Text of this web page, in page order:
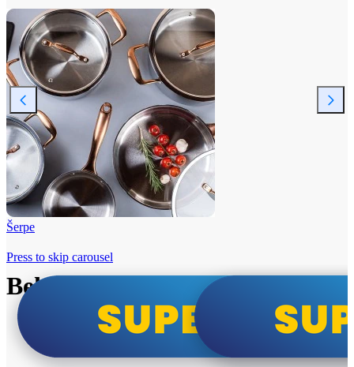
Šerpe
Beko i Tesla super cene
Press to skip carousel